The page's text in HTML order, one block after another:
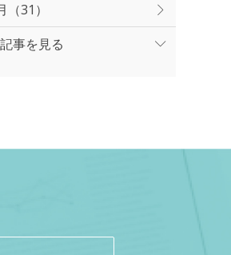
31）
事を見る